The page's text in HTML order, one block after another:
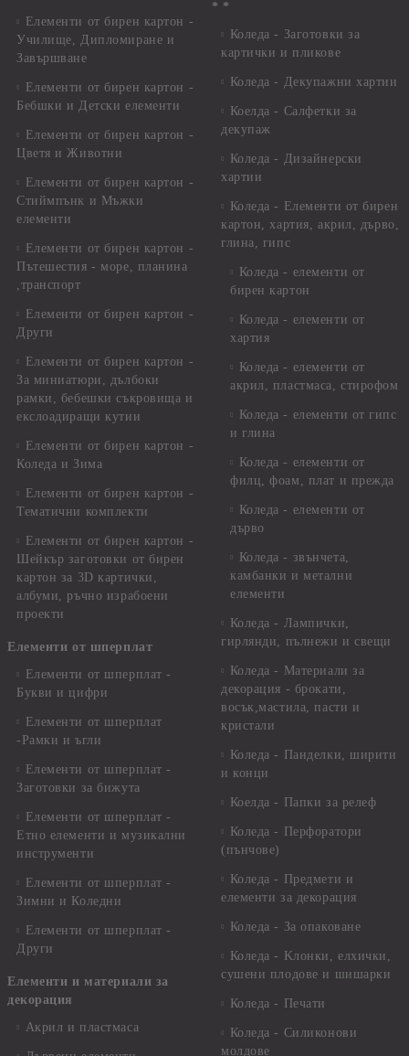
Елементи от бирен картон -
Училище, Дипломиране и
Завършване
Елементи от бирен картон -
Бебшки и Детски елементи
Елементи от бирен картон -
Цветя и Животни
Елементи от бирен картон -
Стиймпънк и Мъжки
елементи
Елементи от бирен картон -
Пътешестия - море, планина
,транспорт
Елементи от бирен картон -
Други
Елементи от бирен картон -
За миниатюри, дълбоки
рамки, бебешки съкровища и
екслоадиращи кутии
Елементи от бирен картон -
Коледа и Зима
Елементи от бирен картон -
Тематични комплекти
Елементи от бирен картон -
Шейкър заготовки от бирен
картон за 3D картички,
албуми, ръчно израбоени
проекти
Елементи от шперплат
Елементи от шперплат -
Букви и цифри
Елементи от шперплат
-Рамки и ъгли
Елементи от шперплат -
Заготовки за бижута
Елементи от шперплат -
Етно елементи и музикални
инструменти
Елементи от шперплат -
Зимни и Коледни
Елементи от шперплат -
Други
Елементи и материали за
декорация
Акрил и пластмаса
* *
Коледа - Заготовки за
картички и пликове
Коледа - Декупажни хартии
Коелда - Салфетки за
декупаж
Коледа - Дизайнерски
хартии
Коледа - Eлементи от бирен
картон, хартия, акрил, дърво,
глина, гипс
Коледа - елементи от
бирен картон
Коледа - елементи от
хартия
Коледа - елементи от
акрил, пластмаса, стирофом
Коледа - елементи от гипс
и глина
Коледа - елементи от
филц, фоам, плат и прежда
Коледа - елементи от
дърво
Коледа - звънчета,
камбанки и метални
елементи
Коледа - Лампички,
гирлянди, пълнежи и свещи
Коледа - Материали за
декорация - брокати,
восък,мастила, пасти и
кристали
Коледа - Панделки, ширити
и конци
Коелда - Папки за релеф
Коледа - Перфоратори
(пънчове)
Коледа - Предмети и
елементи за декорация
Коледа - За опаковане
Коледа - Kлонки, елхички,
сушени плодове и шишарки
Коледа - Печати
Коледа - Силиконови
молдове